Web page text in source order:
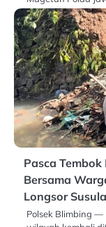
Pasca
Bersama
Longsor
Polsek Blimbing